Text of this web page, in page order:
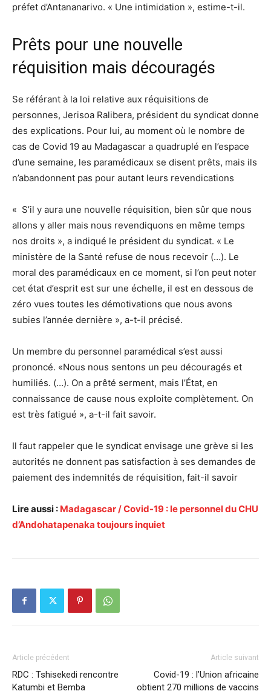
préfet d’Antananarivo. « Une intimidation », estime-t-il.
Prêts pour une nouvelle
réquisition mais découragés
Se référant à la loi relative aux réquisitions de
personnes, Jerisoa Ralibera, président du syndicat donne
des explications. Pour lui, au moment où le nombre de
cas de Covid 19 au Madagascar a quadruplé en l’espace
d’une semaine, les paramédicaux se disent prêts, mais ils
n’abandonnent pas pour autant leurs revendications
« S’il y aura une nouvelle réquisition, bien sûr que nous
allons y aller mais nous revendiquons en même temps
nos droits », a indiqué le président du syndicat. « Le
ministère de la Santé refuse de nous recevoir (…). Le
moral des paramédicaux en ce moment, si l’on peut noter
cet état d’esprit est sur une échelle, il est en dessous de
zéro vues toutes les démotivations que nous avons
subies l’année dernière », a-t-il précisé.
Un membre du personnel paramédical s’est aussi
prononcé. «Nous nous sentons un peu découragés et
humiliés. (…). On a prêté serment, mais l’État, en
connaissance de cause nous exploite complètement. On
est très fatigué », a-t-il fait savoir.
Il faut rappeler que le syndicat envisage une grève si les
autorités ne donnent pas satisfaction à ses demandes de
paiement des indemnités de réquisition, fait-il savoir
Lire aussi : Madagascar / Covid-19 : le personnel du CHU
d’Andohatapenaka toujours inquiet
Article précédent
RDC : Tshisekedi rencontre
Katumbi et Bemba
Article suivant
Covid-19 : l’Union africaine
obtient 270 millions de vaccins